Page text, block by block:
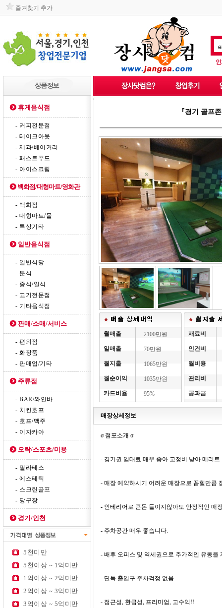
즐겨찾기 추가
휴게음식점
- 커피전문점
- 테이크아웃
- 제과/베이커리
- 패스트푸드
- 아이스크림
백화점/대형마트/영화관
- 백화점
- 대형마트/몰
- 특상기타
일반음식점
- 일반식당
- 분식
- 중식/일식
- 고기전문점
- 기타음식점
판매/소매/서비스
- 편의점
- 화장품
- 판매업/기타
주류점
- BAR/와인바
- 치킨호프
- 호프/맥주
- 이자카야
오락/스포츠/미용
- 필라테스
- 에스테틱
- 스크린골프
- 당구장
경기/인천
5천미만
5천이상 ~ 1억미만
1억이상 ~ 2억미만
2억이상 ~ 3억미만
3억이상 ~ 5억미만
『경기 골프
월매출 2100만원
일매출 70만원
월지출 1065만원
월순이익 1035만원
카드비율 95%
재료비
인건비
월비용
관리비
공과금
매장상세정보
σ 점포소개 σ
- 경기권 임대료 매우 좋아 고정비 낮아 메리
- 매장 예약하시기 어려운 매장으로 꼽힐만큼
- 인테리어로 큰돈 들이지않아도 안정적인 매
- 주차공간 매우 좋습니다.
- 배후 오피스 및 역세권으로 추가적인 유동을
- 단독 출입구 주차걱정 없음
- 접근성, 환급성, 프리미엄, 고수익!!